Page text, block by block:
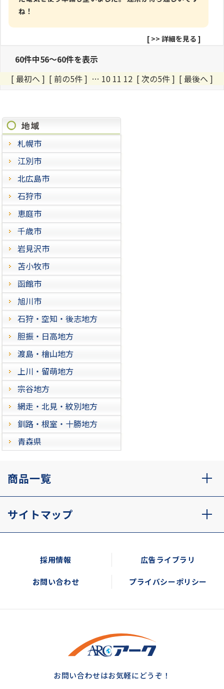
ね！
[ >> 詳細を見る ]
60件中56～60件を表示
[ 最初へ ] [ 前の5件 ] … 10 11 12 [ 次の5件 ] [ 最後へ ]
札幌市
江別市
北広島市
石狩市
恵庭市
千歳市
岩見沢市
苫小牧市
函館市
旭川市
石狩・空知・後志地方
胆振・日高地方
渡島・檜山地方
上川・留萌地方
宗谷地方
網走・北見・紋別地方
釧路・根室・十勝地方
青森県
商品一覧
サイトマップ
採用情報 広告ライブラリ
お問い合わせ プライバシーポリシー
お問い合わせはお気軽にどうぞ！